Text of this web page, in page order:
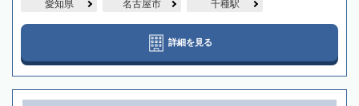
愛知県 名古屋市 千種駅
詳細を見る